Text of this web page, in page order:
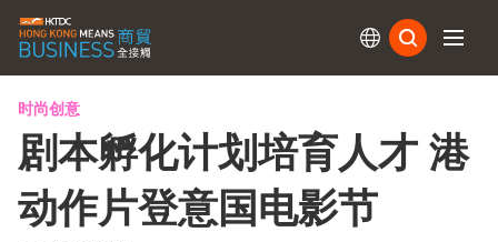
时尚创意
剧本孵化计划培育人才 港
动作片登意国电影节